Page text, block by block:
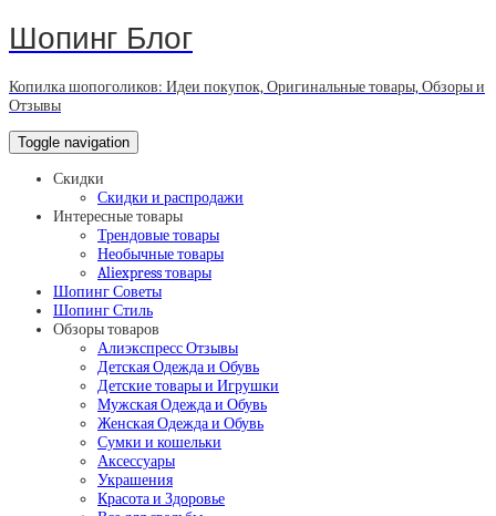
Шопинг Блог
Копилка шопоголиков: Идеи покупок, Оригинальные товары, Обзоры и
Отзывы
Toggle navigation
Скидки
Скидки и распродажи
Интересные товары
Трендовые товары
Необычные товары
Aliexpress товары
Шопинг Советы
Шопинг Стиль
Обзоры товаров
Алиэкспресс Отзывы
Детская Одежда и Обувь
Детские товары и Игрушки
Мужская Одежда и Обувь
Женская Одежда и Обувь
Сумки и кошельки
Аксессуары
Украшения
Красота и Здоровье